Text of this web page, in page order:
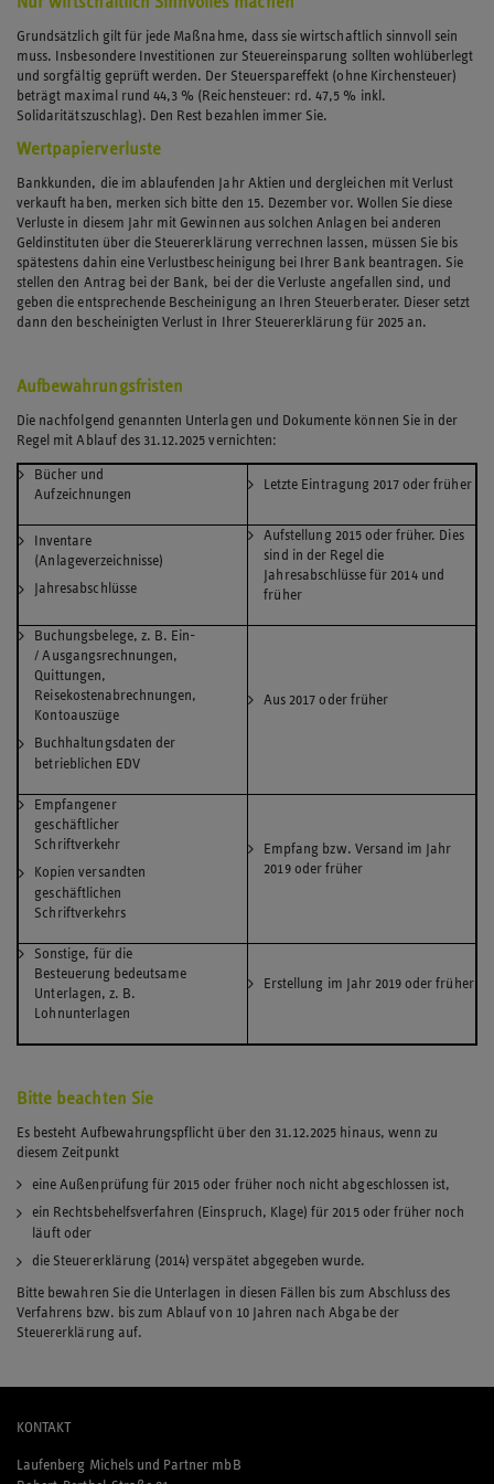
Grundsätzlich gilt für jede Maßnahme, dass sie wirtschaftlich sinnvoll sein
muss. Insbesondere Investitionen zur Steuereinsparung sollten wohlüberlegt
und sorgfältig geprüft werden. Der Steuerspareffekt (ohne Kirchensteuer)
beträgt maximal rund 44,3 % (Reichensteuer: rd. 47,5 % inkl.
Solidaritätszuschlag). Den Rest bezahlen immer Sie.
Wertpapierverluste
Bankkunden, die im ablaufenden Jahr Aktien und dergleichen mit Verlust
verkauft haben, merken sich bitte den 15. Dezember vor. Wollen Sie diese
Verluste in diesem Jahr mit Gewinnen aus solchen Anlagen bei anderen
Geldinstituten über die Steuererklärung verrechnen lassen, müssen Sie bis
spätestens dahin eine Verlustbescheinigung bei Ihrer Bank beantragen. Sie
stellen den Antrag bei der Bank, bei der die Verluste angefallen sind, und
geben die entsprechende Bescheinigung an Ihren Steuerberater. Dieser setzt
dann den bescheinigten Verlust in Ihrer Steuererklärung für 2025 an.
Aufbewahrungsfristen
Die nachfolgend genannten Unterlagen und Dokumente können Sie in der
Regel mit Ablauf des 31.12.2025 vernichten:
Bücher und
Aufzeichnungen
Letzte Eintragung 2017 oder früher
Inventare
(Anlageverzeichnisse)
Jahresabschlüsse
Aufstellung 2015 oder früher. Dies
sind in der Regel die
Jahresabschlüsse für 2014 und
früher
Buchungsbelege, z. B. Ein-
/ Ausgangsrechnungen,
Quittungen,
Reisekostenabrechnungen,
Kontoauszüge
Buchhaltungsdaten der
betrieblichen EDV
Aus 2017 oder früher
Empfangener
geschäftlicher
Schriftverkehr
Kopien versandten
geschäftlichen
Schriftverkehrs
Empfang bzw. Versand im Jahr
2019 oder früher
Sonstige, für die
Besteuerung bedeutsame
Unterlagen, z. B.
Lohnunterlagen
Erstellung im Jahr 2019 oder früher
Bitte beachten Sie
Es besteht Aufbewahrungspflicht über den 31.12.2025 hinaus, wenn zu
diesem Zeitpunkt
eine Außenprüfung für 2015 oder früher noch nicht abgeschlossen ist,
ein Rechtsbehelfsverfahren (Einspruch, Klage) für 2015 oder früher noch
läuft oder
die Steuererklärung (2014) verspätet abgegeben wurde.
Bitte bewahren Sie die Unterlagen in diesen Fällen bis zum Abschluss des
Verfahrens bzw. bis zum Ablauf von 10 Jahren nach Abgabe der
Steuererklärung auf.
KONTAKT
Laufenberg Michels und Partner mbB